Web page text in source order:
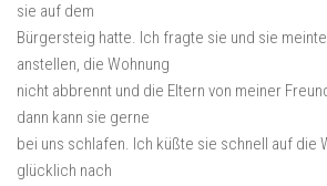
sie auf dem
Bürgersteig hatte. Ich fragte sie und sie
anstellen, die Wohnung
nicht abbrennt und die Eltern von meiner
dann kann sie gerne
bei uns schlafen. Ich küßte sie schnell auf die
glücklich nach